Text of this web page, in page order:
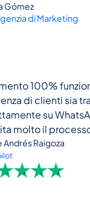
di Marketing
100%
di clienti sia
su
il processo.
Raigoza